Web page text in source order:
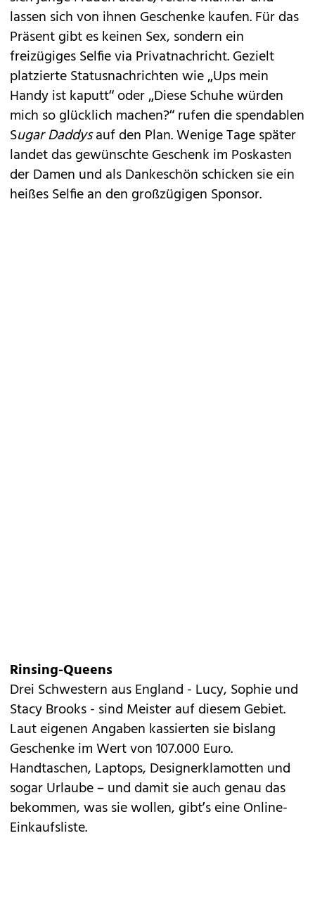
lassen sich von ihnen Geschenke kaufen. Für das
Präsent gibt es keinen Sex, sondern ein
freizügiges Selfie via Privatnachricht. Gezielt
platzierte Statusnachrichten wie „Ups mein
Handy ist kaputt“ oder „Diese Schuhe würden
mich so glücklich machen?“ rufen die spendablen
Sugar Daddysauf den Plan. Wenige Tage später
landet das gewünschte Geschenk im Poskasten
der Damen und als Dankeschön schicken sie ein
heißes Selfie an den großzügigen Sponsor.
Rinsing-Queens
Drei Schwestern aus England - Lucy, Sophie und
Stacy Brooks - sind Meister auf diesem Gebiet.
Laut eigenen Angaben kassierten sie bislang
Geschenke im Wert von 107.000 Euro.
Handtaschen, Laptops, Designerklamotten und
sogar Urlaube – und damit sie auch genau das
bekommen, was sie wollen, gibt’s eine Online-
Einkaufsliste.